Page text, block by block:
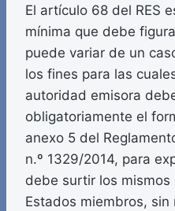
El artículo 68 del RES
mínima que debe
puede variar de un
los fines para las
autoridad emisora
obligatoriamente el
anexo 5 del
n.º 1329/2014, para
debe surtir los
Estados miembros,